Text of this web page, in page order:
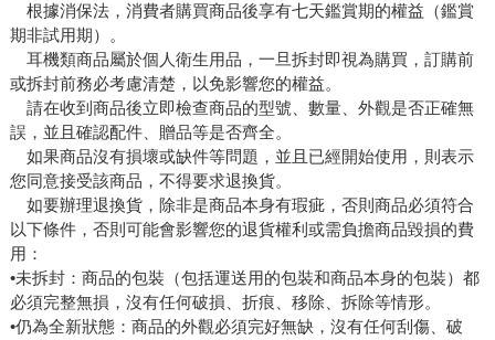
根據消保法，消費者購買商品後享有七天鑑賞期的權益（鑑賞
期非試用期）。
耳機類商品屬於個人衛生用品，一旦拆封即視為購買，訂購前
或拆封前務必考慮清楚，以免影響您的權益。
請在收到商品後立即檢查商品的型號、數量、外觀是否正確無
誤，並且確認配件、贈品等是否齊全。
如果商品沒有損壞或缺件等問題，並且已經開始使用，則表示
您同意接受該商品，不得要求退換貨。
如要辦理退換貨，除非是商品本身有瑕疵，否則商品必須符合
以下條件，否則可能會影響您的退貨權利或需負擔商品毀損的費
用：
•未拆封：商品的包裝（包括運送用的包裝和商品本身的包裝）都
必須完整無損，沒有任何破損、折痕、移除、拆除等情形。
•仍為全新狀態：商品的外觀必須完好無缺，沒有任何刮傷、破